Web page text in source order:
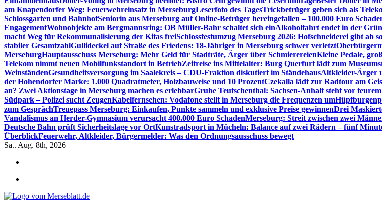
am Knapendorfer Weg: Feuerwehreinsatz in MerseburgLeserfoto des TagesTrickbetrüger geben sich als
Schlossgarten und BahnhofSeniorin aus Merseburg auf Online-Betrüger hereingefallen – 100.000 Euro
EngagementWohnobjekte am Bergmannsring: OB Müller-Bahr schaltet sich einAlkoholfahrt endet in der
macht Weg für Rekommunalisierung der Kitas freiSchlossfestumzug Merseburg 2026: Hofschneiderei gibt ab
stabiler GesamtzahlGullideckel auf Straße des Friedens: 18-Jähriger in Merseburg schwer verletzt
MerseburgHauptausschuss Merseburg: Mehr Geld für Stadträte, Ärger über SchmierereienKleine Pedale,
Telekom nimmt neuen Mobilfunkstandort in BetriebZeitreise ins Mittelalter: Burg Querfurt lädt zum
WeinständenGesundheitsversorgung im Saalekreis – CDU-Fraktion diskutiert im StändehausAltkleider-Ärger
der Hohendorfer Marke: 1.000 Quadratmeter, Holzbauweise und 10 ProzentCzekalla lädt zur Radtour am
an? Zwei Aktionstage in Merseburg machen es erlebbarGrube Teutschenthal: Sachsen-Anhalt steht vor
Südpark – Polizei sucht ZeugenKabelfernsehen: Vodafone stellt in Merseburg die Frequenzen um
zum GesprächTreuepass Merseburg: Einkaufen, Punkte sammeln und exklusive Preise gewinnenDrei
Vandalismus an Herder-Gymnasium verursacht 400.000 Euro SchadenMerseburg: Streit zwischen zwei
Deutsche Bahn prüft Sicherheitslage vor OrtKunstradsport in Mücheln: Balance auf zwei Rädern – fünf
ÜberblickFeuerwehr, Altkleider, Bürgermelder: Was den Ordnungsausschuss bewegt
Sa.. Aug. 8th, 2026